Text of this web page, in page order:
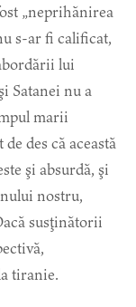
„neprihănirea
s-ar fi calificat,
lui
Satanei nu a
marii
des că această
şi absurdă, şi
nostru,
susţinătorii
tiranie.